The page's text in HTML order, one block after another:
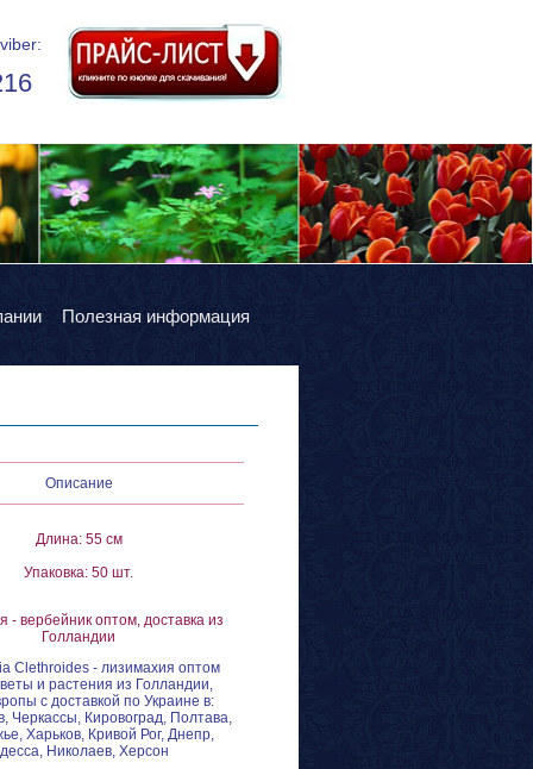
Полезная информация
Описание
Длина: 55 см
Упаковка: 50 шт.
- вербейник оптом, доставка из
Голландии
Clethroides - лизимахия оптом
и растения из Голландии,
с доставкой по Украине в:
Черкассы, Кировоград, Полтава,
Харьков, Кривой Рог, Днепр,
Николаев, Херсон